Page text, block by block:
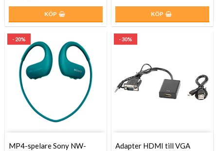
KÖP KÖP
- 20%
MP4-spelare Sony NW-
- 30%
Adapter HDMI till VGA